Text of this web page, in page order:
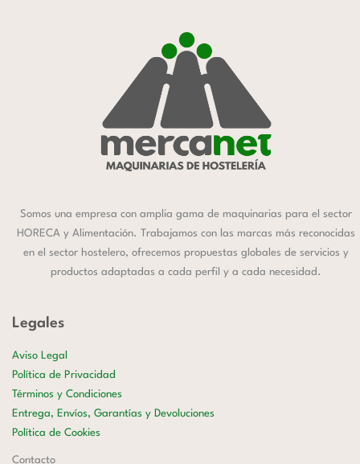
Somos una empresa con amplia gama de maquinarias para el sector
HORECA y Alimentación. Trabajamos con las marcas más reconocidas
en el sector hostelero, ofrecemos propuestas globales de servicios y
productos adaptadas a cada perfil y a cada necesidad.
Legales
Aviso Legal
Política de Privacidad
Términos y Condiciones
Entrega, Envíos, Garantías y Devoluciones
Política de Cookies
Contacto